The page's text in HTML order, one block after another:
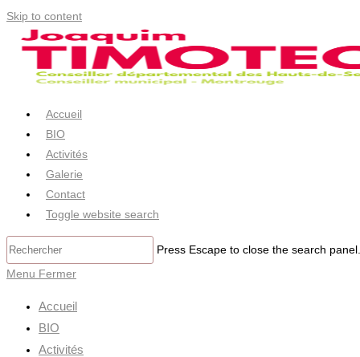
Skip to content
Accueil
BIO
Activités
Galerie
Contact
Toggle website search
Press Escape to close the search panel.
Menu Fermer
Accueil
BIO
Activités